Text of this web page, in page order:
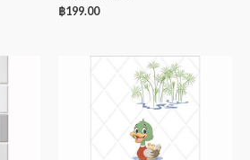
฿199.00